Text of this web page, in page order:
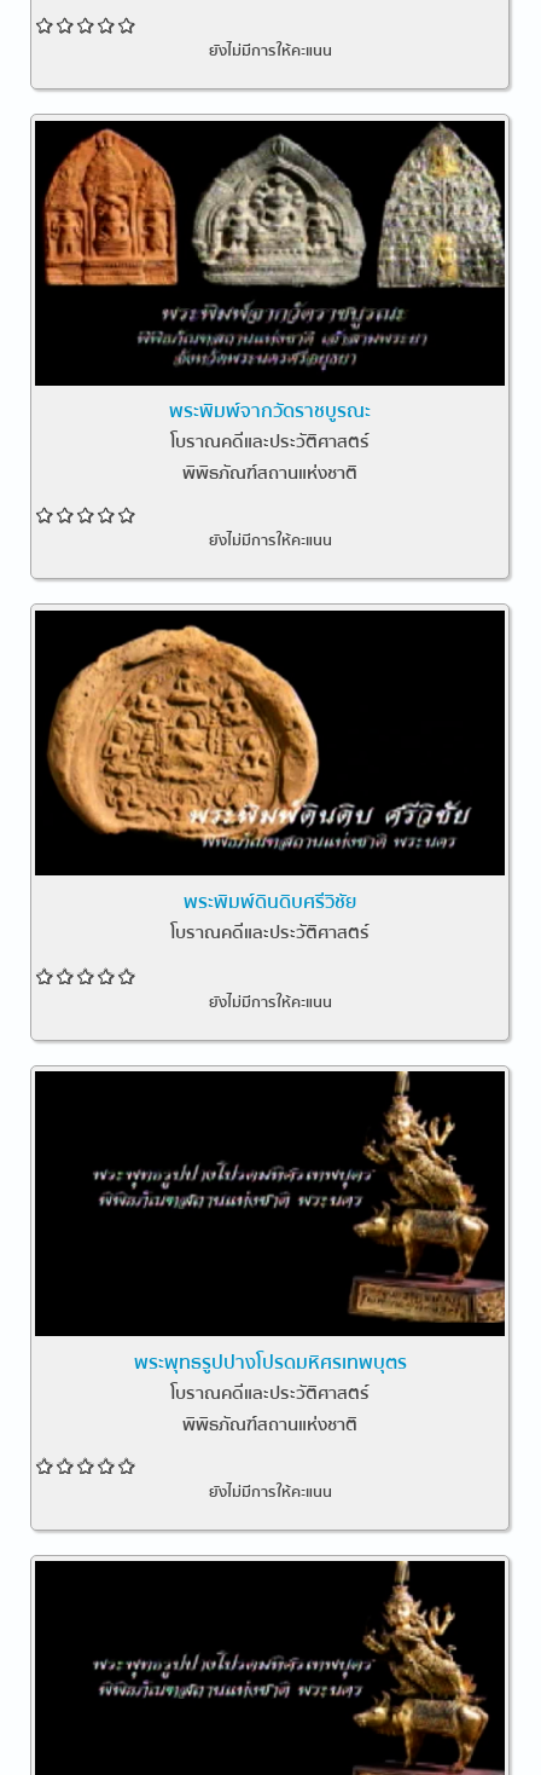
ยังไม่มีการให้คะแนน
พระพิมพ์จากวัดราชบูรณะ
โบราณคดีและประวัติศาสตร์
พิพิธภัณฑ์สถานแห่งชาติ
ยังไม่มีการให้คะแนน
พระพิมพ์ดินดิบศรีวิชัย
โบราณคดีและประวัติศาสตร์
ยังไม่มีการให้คะแนน
พระพุทธรูปปางโปรดมหิศรเทพบุตร
โบราณคดีและประวัติศาสตร์
พิพิธภัณฑ์สถานแห่งชาติ
ยังไม่มีการให้คะแนน